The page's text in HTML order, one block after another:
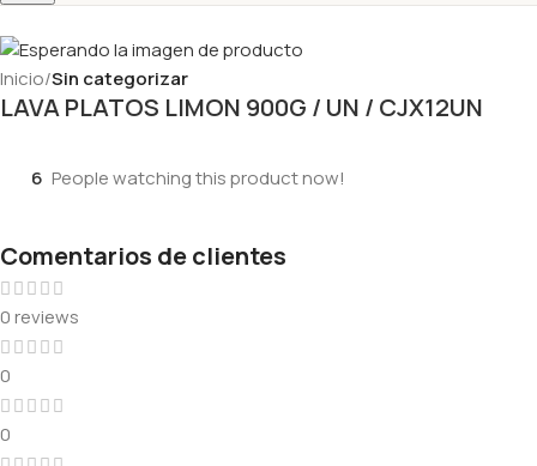
Inicio Sin categorizar
LAVA PLATOS LIMON 900G / UN / CJX12UN
6 People watching this product now!
Comentarios de clientes
0 reviews
0
0